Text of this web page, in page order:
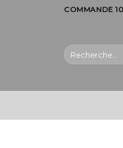
COMMANDE
Recherche
pour :